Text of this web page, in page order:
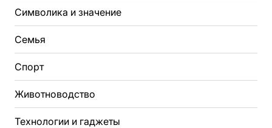
Символика и значение
Семья
Спорт
Животноводство
Технологии и гаджеты